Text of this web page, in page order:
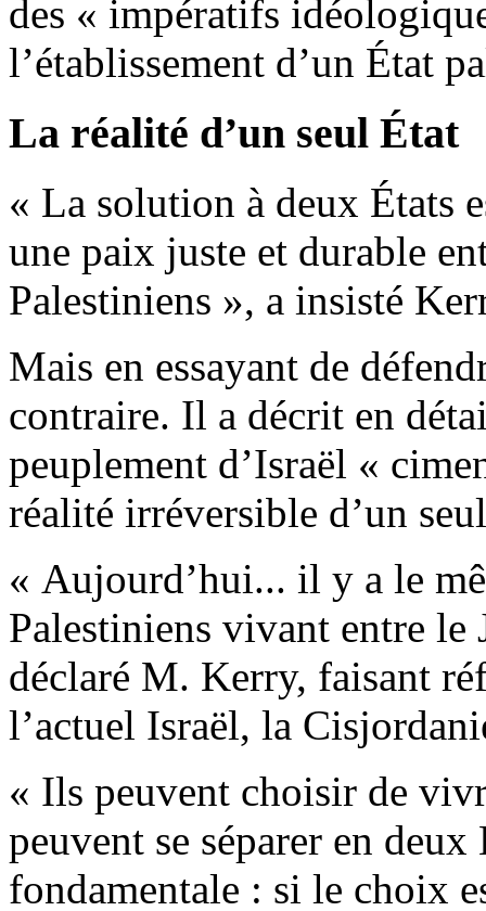
des « impératifs
l’établissement d’un État
La réalité d’un seul État
« La solution à deux États
une paix juste et durable
Palestiniens », a insisté
Mais en essayant de
contraire. Il a décrit en
peuplement d’Israël «
réalité irréversible d’un
« Aujourd’hui... il y a le
Palestiniens vivant entre le
déclaré M. Kerry, faisant
l’actuel Israël, la
« Ils peuvent choisir de
peuvent se séparer en
fondamentale : si le choix